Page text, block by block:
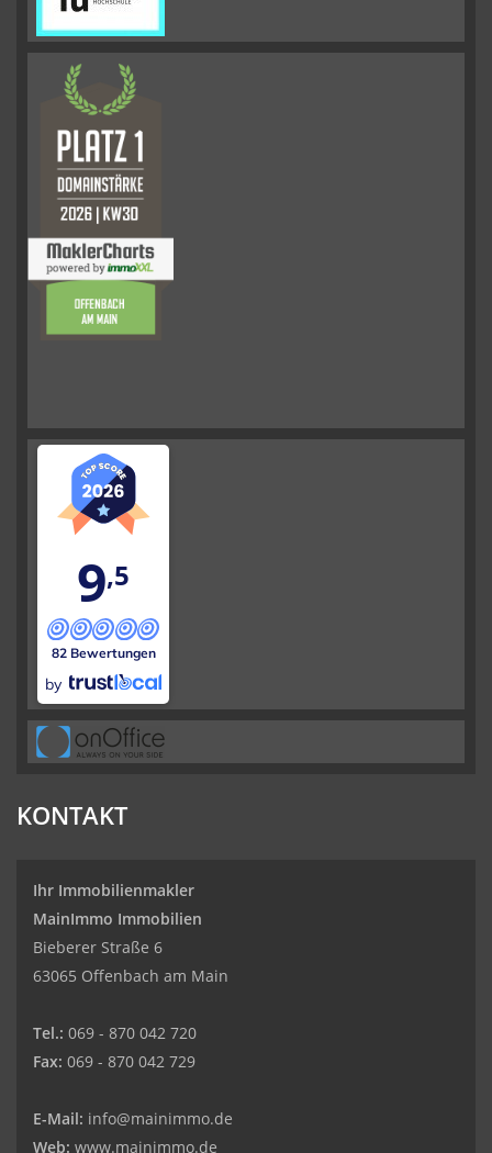
9,5
82 Bewertungen
by
KONTAKT
Ihr Immobilienmakler
MainImmo Immobilien
Bieberer Straße 6
63065 Offenbach am Main
Tel.: 069 - 870 042 720
Fax: 069 - 870 042 729
E-Mail: info@mainimmo.de
Web: www.mainimmo.de